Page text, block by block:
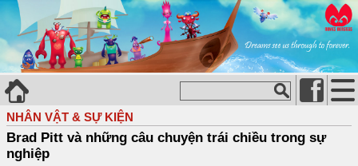
NHÂN VẬT & SỰ KIỆN
Brad Pitt và những câu chuyện trái chiều trong sự
nghiệp